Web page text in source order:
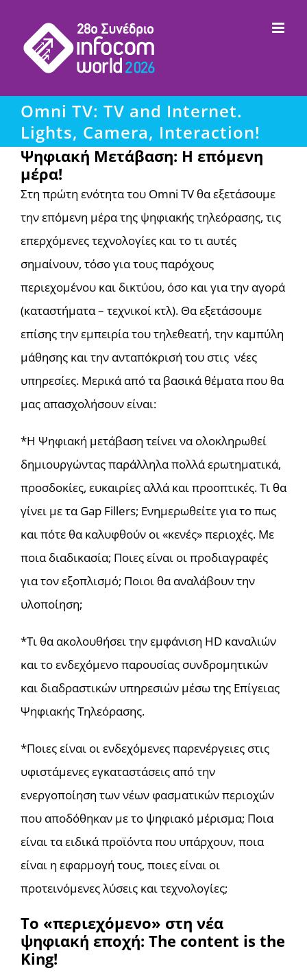
περιεχόμενο
Omni TV: TV and Internet.
Lights, Camera, Interaction!
Ψηφιακή Μετάβαση: Η επόμενη
μέρα!
Στη πρώτη ενότητα του Omni TV θα εξετάσουμε
την επόμενη μέρα της ψηφιακής τηλεόρασης, τις
επερχόμενες τεχνολογίες και το τι αυτές
σημαίνουν, τόσο για τους παρόχους
περιεχομένου και δικτύου, όσο και για την αγορά
(καταστήματα – τεχνικοί κτλ). Θα εξετάσουμε
επίσης την εμπειρία του τηλεθεατή, την καμπύλη
μάθησης και την ανταπόκρισή του στις νέες
υπηρεσίες. Μερικά από τα βασικά θέματα που θα
μας απασχολήσουν είναι:
*Η Ψηφιακή μετάβαση τείνει να ολοκληρωθεί
δημιουργώντας παράλληλα πολλά ερωτηματικά,
προσδοκίες, ευκαιρίες αλλά και προοπτικές. Τι θα
γίνει με τα Gap Fillers; Ενημερωθείτε για το πως
και πότε θα καλυφθούν οι «κενές» περιοχές. Με
ποια διαδικασία; Ποιες είναι οι προδιαγραφές
για τον εξοπλισμό; Ποιοι θα αναλάβουν την
υλοποίηση;
*Τι θα ακολουθήσει την εμφάνιση HD καναλιών
και το ενδεχόμενο παρουσίας συνδρομητικών
και διαδραστικών υπηρεσιών μέσω της Επίγειας
Ψηφιακής Τηλεόρασης.
*Ποιες είναι οι ενδεχόμενες παρενέργειες στις
υφιστάμενες εγκαταστάσεις από την
ενεργοποίηση των νέων φασματικών περιοχών
που αποδόθηκαν με το ψηφιακό μέρισμα; Ποια
είναι τα ειδικά προϊόντα που υπάρχουν, ποια
είναι η εφαρμογή τους, ποιες είναι οι
προτεινόμενες λύσεις και τεχνολογίες;
To «περιεχόμενο» στη νέα
ψηφιακή εποχή: The content is the
King!